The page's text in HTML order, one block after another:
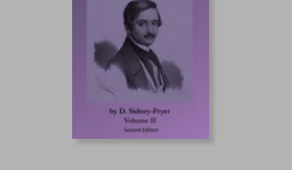
dcto. $ 33.52